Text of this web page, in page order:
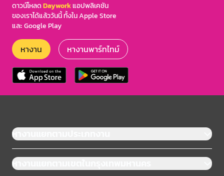
ดาวน์โหลดDayworkแอปพลิเคชัน
ของเราได้แล้ววันนี้ ทั้งใน Apple Store
และ Google Play
หางาน หางานพาร์ทไทม์
หางานแยกตามประเภทงาน
หางานแยกตามเขตในกรุงเทพมหานคร